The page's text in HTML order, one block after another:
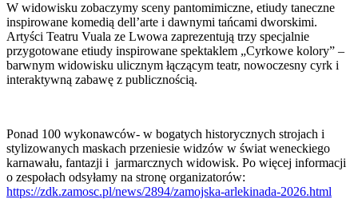
W widowisku zobaczymy sceny pantomimiczne, etiudy taneczne
inspirowane komedią dell’arte i dawnymi tańcami dworskimi.
Artyści Teatru Vuala ze Lwowa zaprezentują trzy specjalnie
przygotowane etiudy inspirowane spektaklem „Cyrkowe kolory” –
barwnym widowisku ulicznym łączącym teatr, nowoczesny cyrk i
interaktywną zabawę z publicznością.
Ponad 100 wykonawców- w bogatych historycznych strojach i
stylizowanych maskach przeniesie widzów w świat weneckiego
karnawału, fantazji i jarmarcznych widowisk. Po więcej informacji
o zespołach odsyłamy na stronę organizatorów:
https://zdk.zamosc.pl/news/2894/zamojska-arlekinada-2026.html